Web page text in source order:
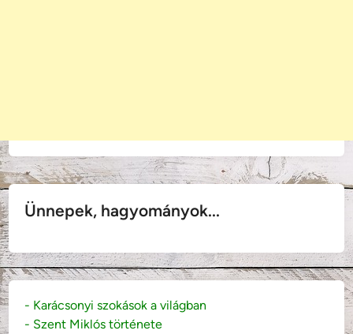
Ünnepek, hagyományok...
- Karácsonyi szokások a világban
- Szent Miklós története